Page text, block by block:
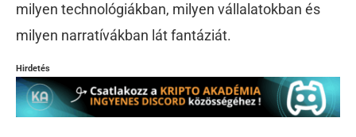
milyen technológiákban, milyen vállalatokban és
milyen narratívákban lát fantáziát.
Hirdetés